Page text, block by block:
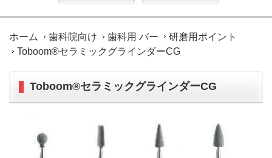
ホーム 歯科院向け 歯科用 バー
研磨用ポイント
Toboom®セラミックグラインダーCG
Toboom®セラミックグラインダーCG